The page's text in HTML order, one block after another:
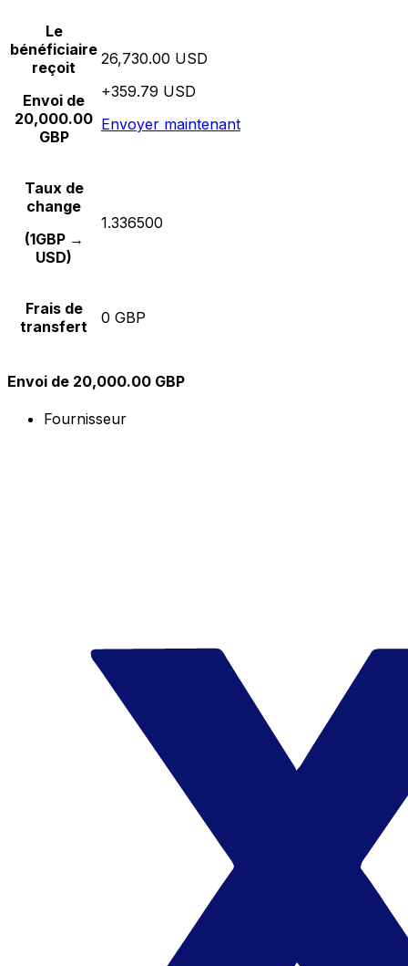
Le
bénéficiaire
reçoit
Envoi de
20,000.00
GBP
26,730.00 USD
+359.79 USD
Envoyer maintenant
Taux de
change
(1GBP →
USD)
1.336500
Frais de
transfert
0 GBP
Envoi de 20,000.00 GBP
Fournisseur